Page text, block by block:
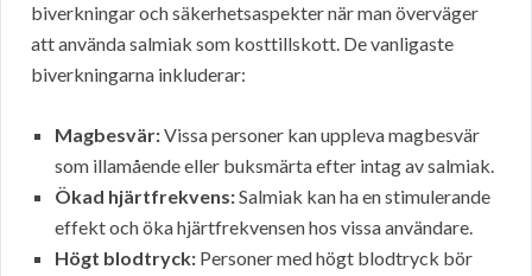
biverkningar och säkerhetsaspekter när man överväger
att använda salmiak som kosttillskott. De vanligaste
biverkningarna inkluderar:
Magbesvär:Vissa personer kan uppleva magbesvär
som illamående eller buksmärta efter intag av salmiak.
Ökad hjärtfrekvens:Salmiak kan ha en stimulerande
effekt och öka hjärtfrekvensen hos vissa användare.
Högt blodtryck: Personer med högt blodtryck bör